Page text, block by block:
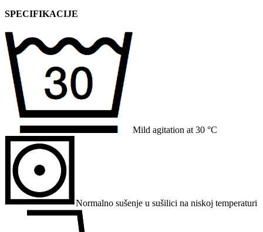
SPECIFIKACIJE
Mild agitation at 30 °C
Normalno sušenje u sušilici na niskoj temperaturi